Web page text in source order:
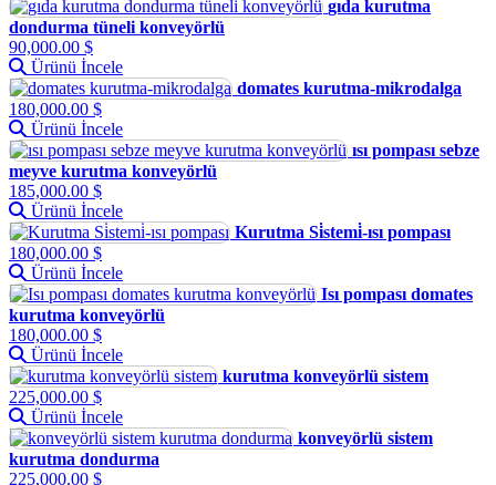
gıda kurutma
dondurma tüneli konveyörlü
90,000.00 $
Ürünü İncele
domates kurutma-mikrodalga
180,000.00 $
Ürünü İncele
ısı pompası sebze
meyve kurutma konveyörlü
185,000.00 $
Ürünü İncele
Kurutma Si̇stemi̇-ısı pompası
180,000.00 $
Ürünü İncele
Isı pompası domates
kurutma konveyörlü
180,000.00 $
Ürünü İncele
kurutma konveyörlü sistem
225,000.00 $
Ürünü İncele
konveyörlü sistem
kurutma dondurma
225,000.00 $